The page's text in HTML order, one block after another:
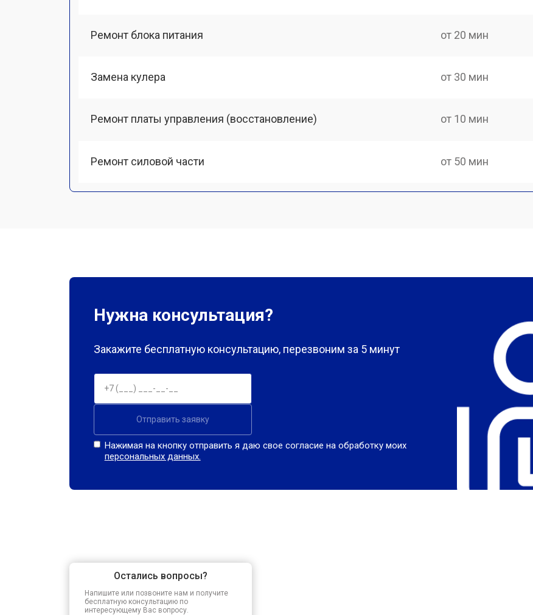
Ремонт блока питания от 20 мин
Замена кулера от 30 мин
Ремонт платы управления (восстановление) от 10 мин
Ремонт силовой части от 50 мин
Нужна консультация?
Закажите бесплатную консультацию, перезвоним за 5 минут
Отправить заявку
Нажимая на кнопку отправить я даю свое согласие на обработку моих
персональных данных.
Остались вопросы?
Напишите или позвоните нам и получите
бесплатную консультацию по
интересующему Вас вопросу.